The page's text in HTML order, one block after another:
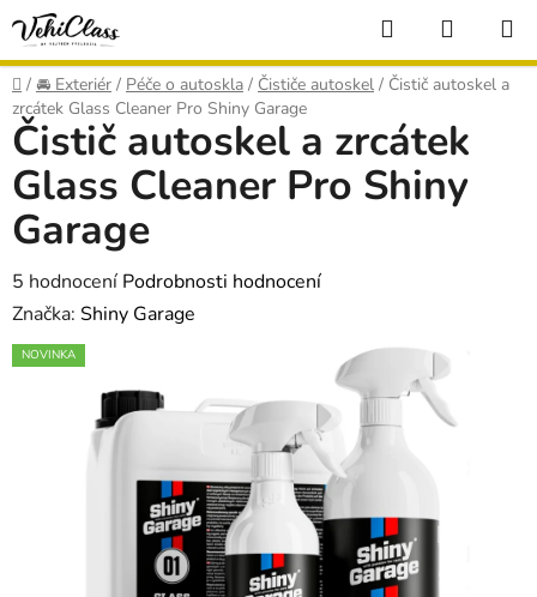
Přejít
obsah
Hledat
KOŠÍK
Domů
/ 🚘 Exteriér / Péče o autoskla / Čističe autoskel / Čistič autoskel a
zrcátek Glass Cleaner Pro Shiny Garage
Čistič autoskel a zrcátek
Glass Cleaner Pro Shiny
Garage
Průměrné
hodnocení
produktu
5 hodnocení Podrobnosti hodnocení
Značka: Shiny Garage
NOVINKA